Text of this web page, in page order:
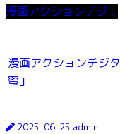
漫画アクションデジ...
漫画アクションデジ
蜜」
2025-06-25 admin